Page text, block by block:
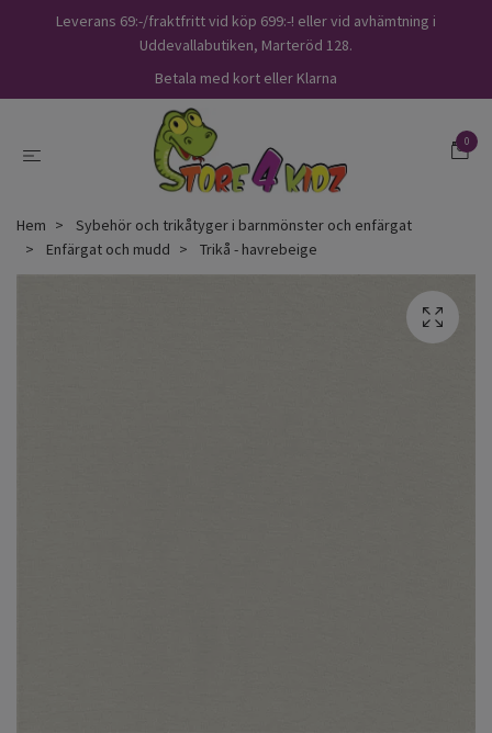
Leverans 69:-/fraktfritt vid köp 699:-! eller vid avhämtning i
Uddevallabutiken, Marteröd 128.
Betala med kort eller Klarna
0
Hem
Sybehör och trikåtyger i barnmönster och enfärgat
Enfärgat och mudd
Trikå - havrebeige